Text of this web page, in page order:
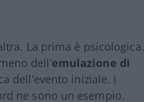
La prima è psicologica.
dell’emulazione di
dell’evento iniziale. I
ne sono un esempio.